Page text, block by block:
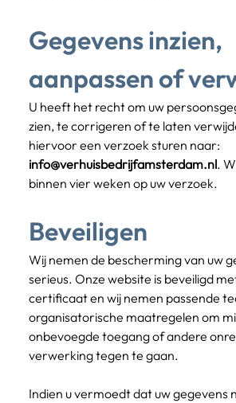
Gegevens inzien,
aanpassen of
U heeft het recht om uw
zien, te corrigeren of te laten
hiervoor een verzoek sturen naar:
info@verhuisbedrijfamsterdam.nl.
binnen vier weken op uw verzoek.
Beveiligen
Wij nemen de bescherming van uw
serieus. Onze website is beveiligd
certificaat en wij nemen passende
organisatorische maatregelen om
onbevoegde toegang of andere
verwerking tegen te gaan.
Indien u vermoedt dat uw gegevens